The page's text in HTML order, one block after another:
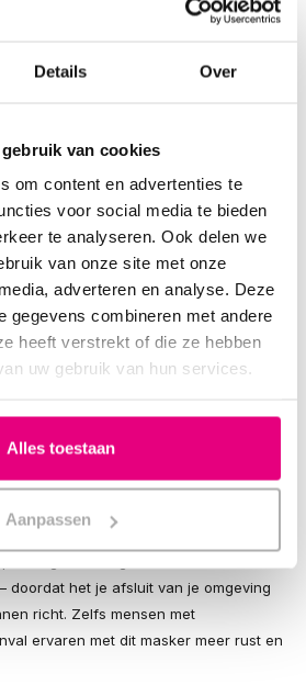
Details Over
van cookies
om content en advertenties te
voor social media te bieden
te analyseren. Ook delen we
van onze site met onze
adverteren en analyse. Deze
gegevens combineren met andere
heeft verstrekt of die ze hebben
uw gebruik van hun services.
Alles toestaan
Aanpassen
willen ontspannen met gerichte
zijn voor migraine of visuele
Essentials slaapmasker
over je ogen
voor een perfecte pasvorm
voor maximale rust
doorslapen of een korte powernap
gecombineerd
van melatonine door
Dit is essentieel voor een natuurlijke
doordat het je afsluit van je omgeving
richt. Zelfs mensen met
ervaren met dit masker meer rust en